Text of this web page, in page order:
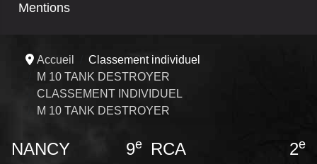
Mentions
Accueil
Classement individuel
M 10 TANK DESTROYER
CLASSEMENT INDIVIDUEL
M 10 TANK DESTROYER
NANCY 9e RCA 2e